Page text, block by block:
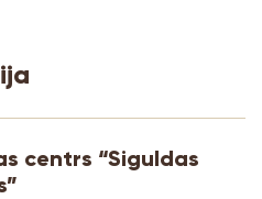
centrs “Siguldas